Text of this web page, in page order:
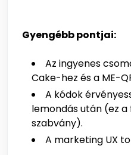
Gyengébb pontjai:
Az ingyenes
Cake-hez és a ME-
A kódok
lemondás után (ez
szabvány).
A marketing UX